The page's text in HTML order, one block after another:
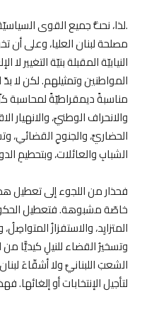
.لذا، نحثُّ جميع القوى
مصلحة لبنان العليا، وعلى أن
النيابيّة المقبلة بنيّة التغيير
المواطنين وتمثيلهم. لكن لا
مناسبةً ديمقراطيّةً لمحاسبة
والانحراف الوطنيّ، والانهيار
الحضاريِّ، والجنوحِ
الشبابِ والعائلات، وبتحطيمِ
فحذار من اللجوء إلى تعطيل
خاصّة مشبوهة. فتعطيل
المتزايِد، والاستفزازُ
وتسخيرُ القضاء للنيلِ كيديًّا
الشعبَ اللبنانيَّ ولا أشقّاءَ
لتأجيل الإنتخابات أو إلغائها.